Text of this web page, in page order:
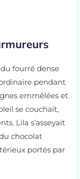
fourré dense
pendant
emmêlées et
se couchait,
Lila s’asseyait
chocolat
portés par